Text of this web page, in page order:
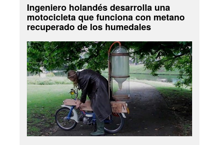
Ingeniero holandés desarrolla una
motocicleta que funciona con metano
recuperado de los humedales